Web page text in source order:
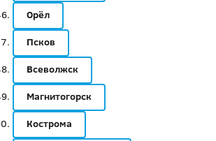
Орёл
Псков
Всеволжск
Магнитогорск
Кострома